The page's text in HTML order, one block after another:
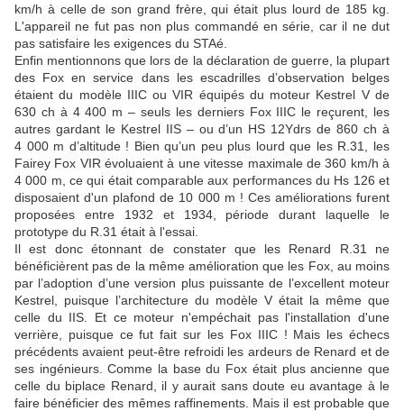
km/h à celle de son grand frère, qui était plus lourd de 185 kg.
L'appareil ne fut pas non plus commandé en série, car il ne dut
pas satisfaire les exigences du STAé.
Enfin mentionnons que lors de la déclaration de guerre, la plupart
des Fox en service dans les escadrilles d’observation belges
étaient du modèle IIIC ou VIR équipés du moteur Kestrel V de
630 ch à 4 400 m – seuls les derniers Fox IIIC le reçurent, les
autres gardant le Kestrel IIS – ou d’un HS 12Ydrs de 860 ch à
4 000 m d’altitude ! Bien qu’un peu plus lourd que les R.31, les
Fairey Fox VIR évoluaient à une vitesse maximale de 360 km/h à
4 000 m, ce qui était comparable aux performances du Hs 126 et
disposaient d'un plafond de 10 000 m ! Ces améliorations furent
proposées entre 1932 et 1934, période durant laquelle le
prototype du R.31 était à l'essai.
Il est donc étonnant de constater que les Renard R.31 ne
bénéficièrent pas de la même amélioration que les Fox, au moins
par l’adoption d’une version plus puissante de l’excellent moteur
Kestrel, puisque l’architecture du modèle V était la même que
celle du IIS. Et ce moteur n'empéchait pas l'installation d'une
verrière, puisque ce fut fait sur les Fox IIIC ! Mais les échecs
précédents avaient peut-être refroidi les ardeurs de Renard et de
ses ingénieurs. Comme la base du Fox était plus ancienne que
celle du biplace Renard, il y aurait sans doute eu avantage à le
faire bénéficier des mêmes raffinements. Mais il est probable que